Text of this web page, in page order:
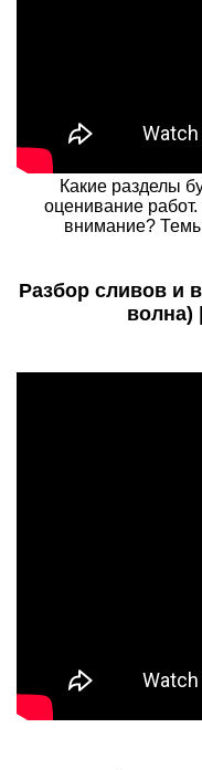
Какие разделы
оценивание
внимание?
Разбор сливов и
волна)